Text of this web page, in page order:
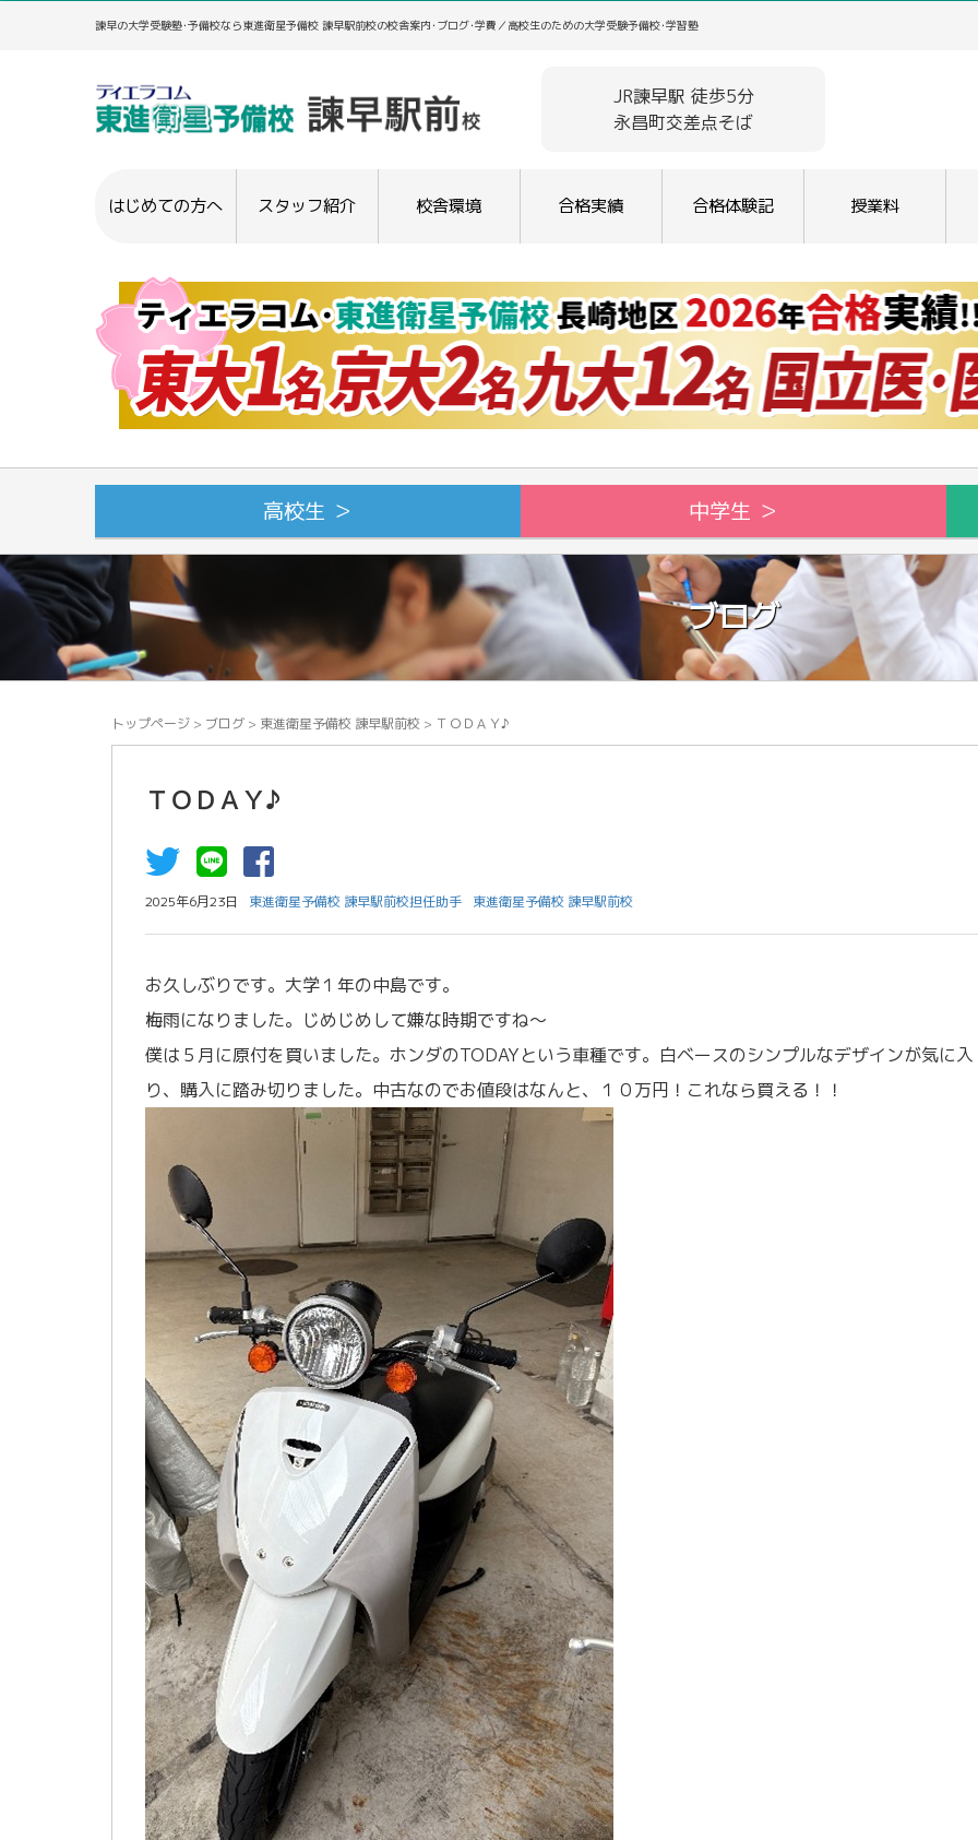
諫早の大学受験塾･予備校なら東進衛星予備校 諫早駅前校の校舎案内･ブログ･学費／高校生のための大学受験予備校･学習塾
JR諫早駅 徒歩5分
永昌町交差点そば
はじめての方へ スタッフ紹介 校舎環境 合格実績 合格体験記 授業料
高校生 ＞ 中学生 ＞
ブログ
トップページ > ブログ > 東進衛星予備校 諫早駅前校 > ＴＯＤＡＹ♪
ＴＯＤＡＹ♪
2025年6月23日 東進衛星予備校 諫早駅前校担任助手 東進衛星予備校 諫早駅前校
お久しぶりです。大学１年の中島です。
梅雨になりました。じめじめして嫌な時期ですね～
僕は５月に原付を買いました。ホンダのTODAYという車種です。白ベースのシンプルなデザインが気に入
り、購入に踏み切りました。中古なのでお値段はなんと、１０万円！これなら買える！！